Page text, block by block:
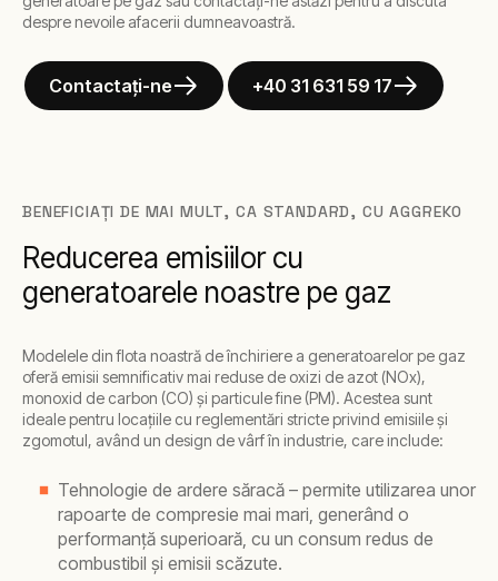
despre nevoile afacerii dumneavoastră.
Contactați-ne +40 31 631 59 17
BENEFICIAȚI DE MAI MULT, CA STANDARD, CU AGGREKO
Reducerea emisiilor cu
generatoarele noastre pe gaz
Modelele din flota noastră de închiriere a generatoarelor pe gaz
oferă emisii semnificativ mai reduse de oxizi de azot (NOx),
monoxid de carbon (CO) și particule fine (PM). Acestea sunt
ideale pentru locațiile cu reglementări stricte privind emisiile și
zgomotul, având un design de vârf în industrie, care include:
Tehnologie de ardere săracă – permite utilizarea unor
rapoarte de compresie mai mari, generând o
performanță superioară, cu un consum redus de
combustibil și emisii scăzute.